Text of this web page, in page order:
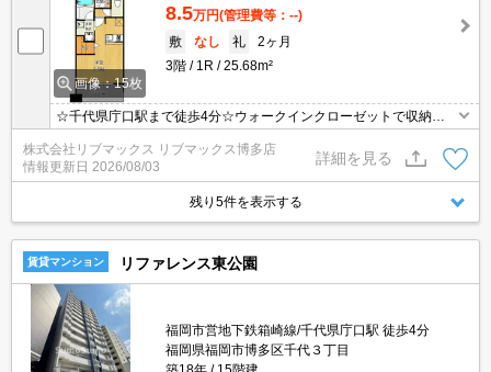
画像：15枚
8.5万円(管理費等：--)
敷
なし 礼
2ヶ月
3階
1R 25.68m²
☆千代県庁口駅まで徒歩4分☆ウォークインクローゼットで収納も
実☆ネット無料☆
株式会社リブマックス リブマックス博多店
情報更新日 2026/08/03
詳細を見る
残り5件を表示する
賃貸マンション リファレンス東公園
福岡市営地下鉄箱崎線/千代県庁口駅 徒歩4分
福岡県福岡市博多区千代３丁目